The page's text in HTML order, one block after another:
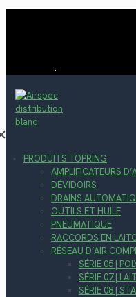
PRODUITS TOPRING
AMPLIFICATEURS
DÉVIDOIRS
DRAINS
OUTILS ET HUILE
PNEUMATIQUE
RACCORDS EN
RÉSEAU D’AIR
SÉRIE 05 |
SÉRIE 07 |
SÉRIE 08 |